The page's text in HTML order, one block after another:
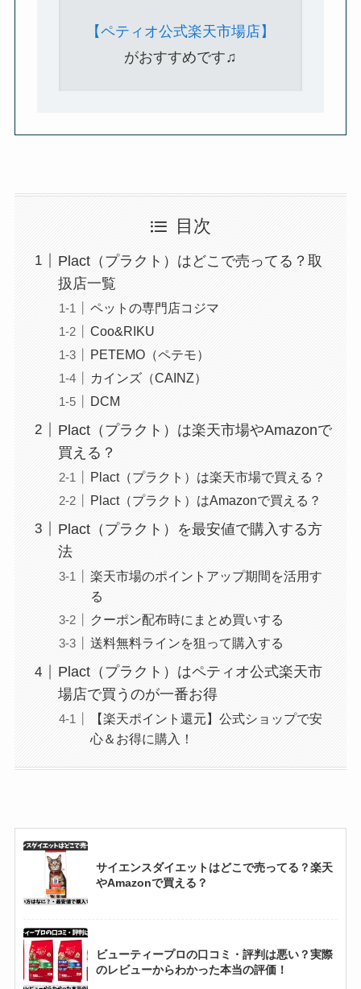
【ペティオ公式楽天市場店】
がおすすめです♫
目次
Plact（プラクト）はどこで売ってる？取
扱店一覧
ペットの専門店コジマ
Coo&RIKU
PETEMO（ペテモ）
カインズ（CAINZ）
DCM
Plact（プラクト）は楽天市場やAmazonで
買える？
Plact（プラクト）は楽天市場で買える？
​Plact（プラクト）はAmazonで買える？
Plact（プラクト）を最安値で購入する方
法
楽天市場のポイントアップ期間を活用す
る
クーポン配布時にまとめ買いする
送料無料ラインを狙って購入する
Plact（プラクト）はペティオ公式楽天市
場店で買うのが一番お得
【楽天ポイント還元】公式ショップで安
心＆お得に購入！
サイエンスダイエットはどこで売ってる？楽天
やAmazonで買える？
ビューティープロの口コミ・評判は悪い？実際
のレビューからわかった本当の評価！